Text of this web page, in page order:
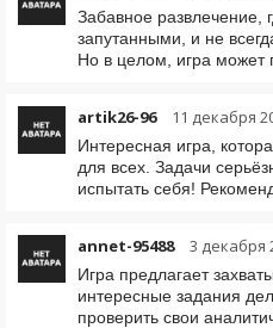
Забавное развлечение,
запутанными, и не
Но в целом, игра может
artik26-96 11 декабря
Интересная игра,
для всех. Задачи
испытать себя!
annet-95488 3 декабря
Игра предлагает
интересные задания
проверить свои